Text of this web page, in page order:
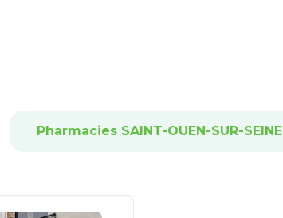
Pharmacies SAINT-OUEN-SUR-SEINE